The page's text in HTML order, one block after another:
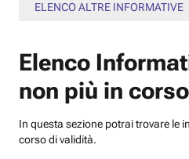
ELENCO ALTRE INFORMATIVE
Elenco
non più in
In questa sezione potrai trovare le
corso di validità.